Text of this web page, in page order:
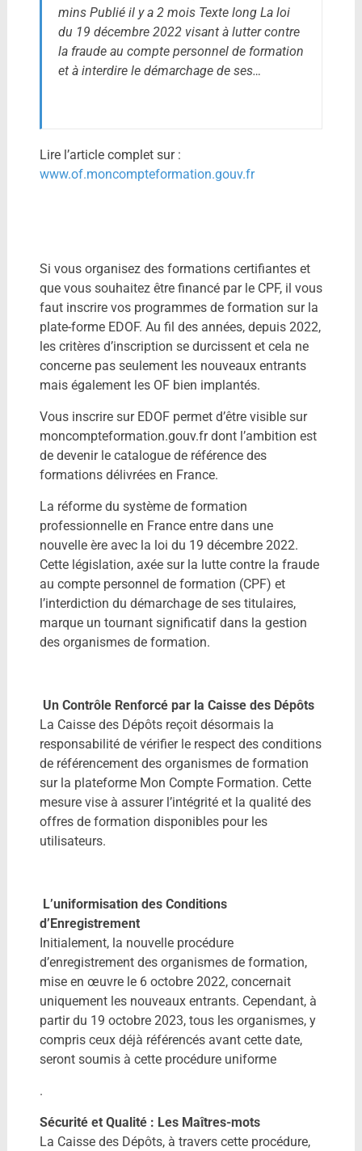
mins Publié il y a 2 mois Texte long La loi
du 19 décembre 2022 visant à lutter contre
la fraude au compte personnel de formation
et à interdire le démarchage de ses…
Lire l’article complet sur :
www.of.moncompteformation.gouv.fr
Si vous organisez des formations certifiantes et
que vous souhaitez être financé par le CPF, il vous
faut inscrire vos programmes de formation sur la
plate-forme EDOF. Au fil des années, depuis 2022,
les critères d’inscription se durcissent et cela ne
concerne pas seulement les nouveaux entrants
mais également les OF bien implantés.
Vous inscrire sur EDOF permet d’être visible sur
moncompteformation.gouv.fr dont l’ambition est
de devenir le catalogue de référence des
formations délivrées en France.
La réforme du système de formation
professionnelle en France entre dans une
nouvelle ère avec la loi du 19 décembre 2022.
Cette législation, axée sur la lutte contre la fraude
au compte personnel de formation (CPF) et
l’interdiction du démarchage de ses titulaires,
marque un tournant significatif dans la gestion
des organismes de formation.
Un Contrôle Renforcé par la Caisse des Dépôts
La Caisse des Dépôts reçoit désormais la
responsabilité de vérifier le respect des conditions
de référencement des organismes de formation
sur la plateforme Mon Compte Formation. Cette
mesure vise à assurer l’intégrité et la qualité des
offres de formation disponibles pour les
utilisateurs.
L’uniformisation des Conditions
d’Enregistrement
Initialement, la nouvelle procédure
d’enregistrement des organismes de formation,
mise en œuvre le 6 octobre 2022, concernait
uniquement les nouveaux entrants. Cependant, à
partir du 19 octobre 2023, tous les organismes, y
compris ceux déjà référencés avant cette date,
seront soumis à cette procédure uniforme
.
Sécurité et Qualité : Les Maîtres-mots
La Caisse des Dépôts, à travers cette procédure,